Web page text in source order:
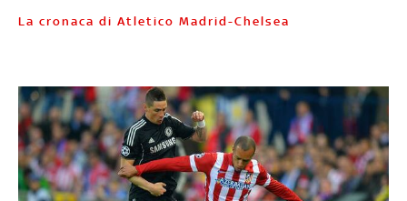
La cronaca di Atletico Madrid-Chelsea